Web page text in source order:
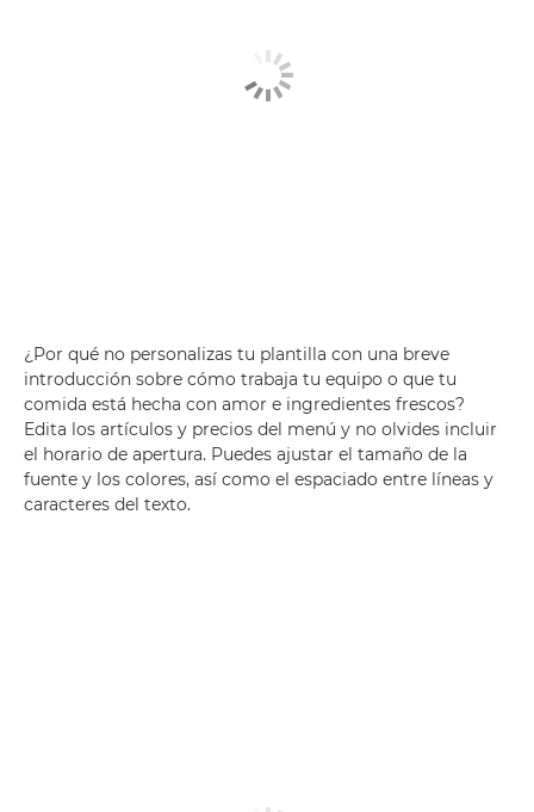
¿Por qué no personalizas tu plantilla con una breve
introducción sobre cómo trabaja tu equipo o que tu
comida está hecha con amor e ingredientes frescos?
Edita los artículos y precios del menú y no olvides incluir
el horario de apertura. Puedes ajustar el tamaño de la
fuente y los colores, así como el espaciado entre líneas y
caracteres del texto.